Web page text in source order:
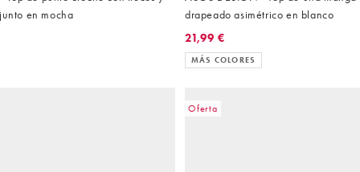
en mocha
drapeado asimétrico en blanco
21,99 €
MÁS COLORES
Oferta